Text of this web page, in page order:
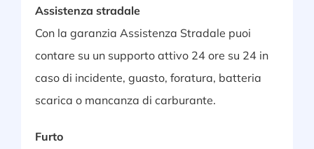
Assistenza stradale
Con la garanzia Assistenza Stradale puoi
contare su un supporto attivo 24 ore su 24 in
caso di incidente, guasto, foratura, batteria
scarica o mancanza di carburante.
Furto